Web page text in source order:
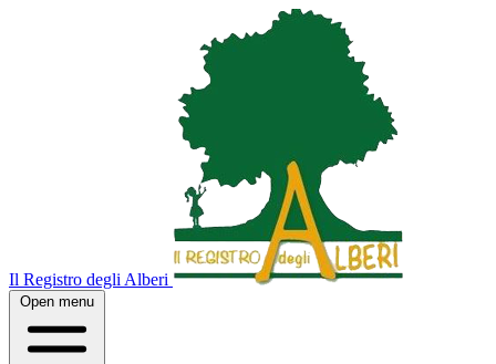
Il Registro degli Alberi
Open menu